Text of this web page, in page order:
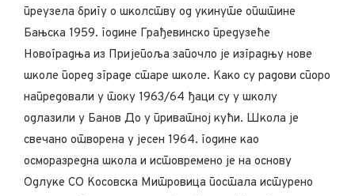
преузела бригу о школству од укинуте општине
Бањска 1959. године Грађевинско предузеће
Новоградња из Пријепоља започло је изградњу нове
школе поред зграде старе школе. Како су радови споро
напредовали у току 1963/64 ђаци су у школу
одлазили у Банов До у приватној кући. Школа је
свечано отворена у јесен 1964. године као
осморазредна школа и истовремено је на основу
Одлуке СО Косовска Митровица постала истурено